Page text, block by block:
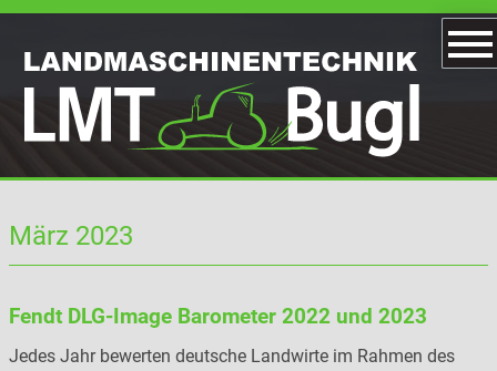
März 2023
Fendt DLG-Image Barometer 2022 und 2023
Jedes Jahr bewerten deutsche Landwirte im Rahmen des